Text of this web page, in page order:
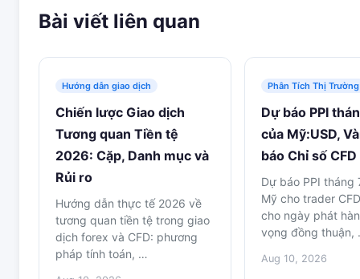
Bài viết liên quan
Hướng dẫn giao dịch
Chiến lược Giao dịch
Tương quan Tiền tệ
2026: Cặp, Danh mục và
Rủi ro
Hướng dẫn thực tế 2026 về
tương quan tiền tệ trong giao
dịch forex và CFD: phương
pháp tính toán, …
Phân Tích Thị Trường
Dự báo PPI
của Mỹ:USD,
báo Chỉ số CFD
Dự báo PPI tháng
Mỹ cho trader
cho ngày phát
vọng đồng thuận,
Aug 10, 2026